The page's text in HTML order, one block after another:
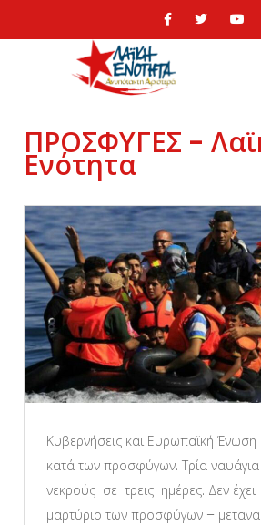
ΠΡΟΣΦΥΓΕΣ -
Ενότητα
Κυβερνήσεις και Ευρωπαϊκή Ένωση
κατά των προσφύγων. Τρία
νεκρούς σε τρεις ημέρες. Δεν έχει
μαρτύριο των προσφύγων –